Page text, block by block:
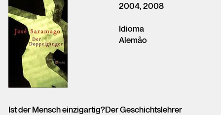
2004, 2008
Idioma
Alemão
Ist der Mensch einzigartig?Der Geschichtslehrer